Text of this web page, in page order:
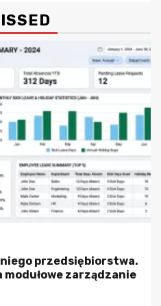
przedsiębiorstwa.
zarządzanie